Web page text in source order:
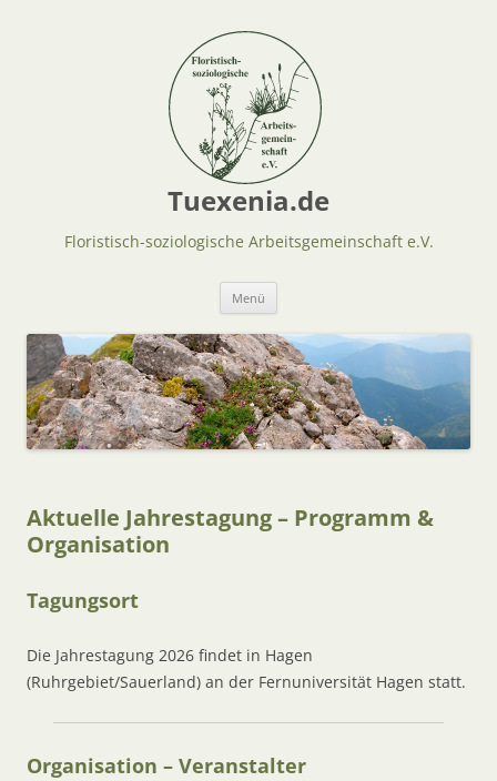
Tuexenia.de
Floristisch-soziologische Arbeitsgemeinschaft e.V.
Menü
Aktuelle Jahrestagung – Programm &
Organisation
Tagungsort
Die Jahrestagung 2026 findet in Hagen
(Ruhrgebiet/Sauerland) an der Fernuniversität Hagen statt.
Organisation – Veranstalter